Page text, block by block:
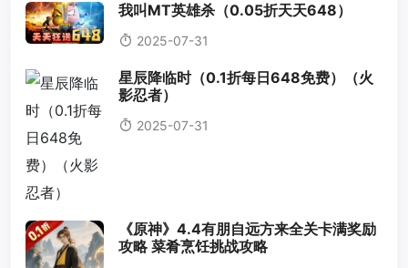
我叫MT英雄杀（0.05折天天648）
2025-07-31
星辰降临时（0.1折每日648免费）（火
影忍者）
2025-07-31
《原神》4.4有朋自远方来全关卡满奖励
攻略 菜肴烹饪挑战攻略